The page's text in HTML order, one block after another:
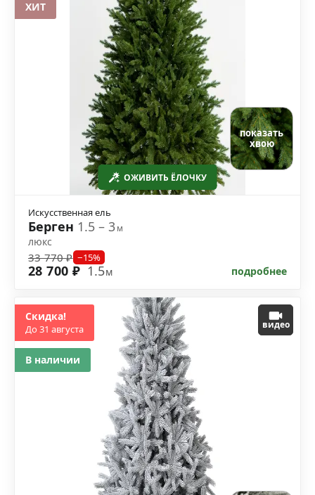
ОЖИВИТЬ ЁЛОЧКУ
показать
хвою
Искусственная ель
Берген 1.5 – 3м
люкс
33 770 ₽ −15%
28 700 ₽ 1.5м подробнее
ХИТ
видео
Скидка!
До 31 августа
В наличии